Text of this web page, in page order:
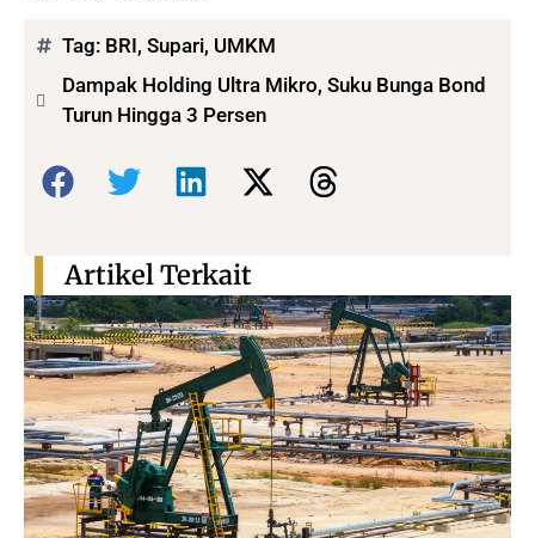
Tag: BRI, Supari, UMKM
Dampak Holding Ultra Mikro, Suku Bunga Bond
Turun Hingga 3 Persen
Bagikan:
Artikel Terkait